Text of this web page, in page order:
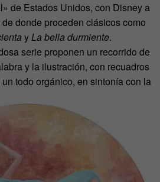
de Estados Unidos, con Disney a
donde proceden clásicos como
yLa bella durmiente.
serie proponen un recorrido de
y la ilustración, con recuadros
todo orgánico, en sintonía con la